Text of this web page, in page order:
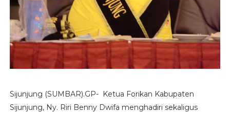
Sijunjung (SUMBAR).GP- Ketua Forikan Kabupaten
Sijunjung, Ny. Riri Benny Dwifa menghadiri sekaligus